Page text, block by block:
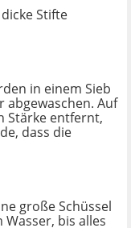
Stifte
in einem Sieb
Auf
Stärke entfernt,
dass die
große Schüssel
bis alles